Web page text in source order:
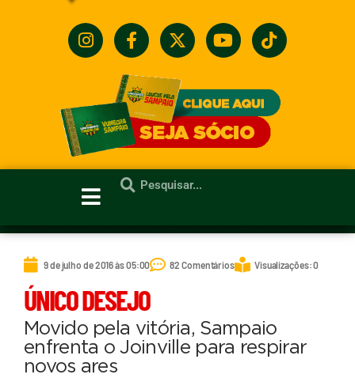
9 de julho de 2016 às 05:00 82 Comentários Visualizações: 0
ÚNICO DESEJO
Movido pela vitória, Sampaio
enfrenta o Joinville para respirar
novos ares